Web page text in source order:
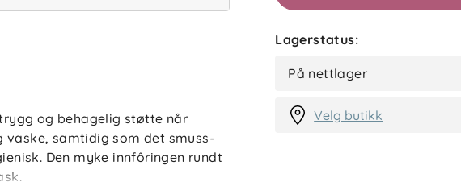
og behagelig støtte når
vaske, samtidig som det smuss-
Den myke innfôringen rundt
Lagerstatus:
På nettlager
Velg butikk